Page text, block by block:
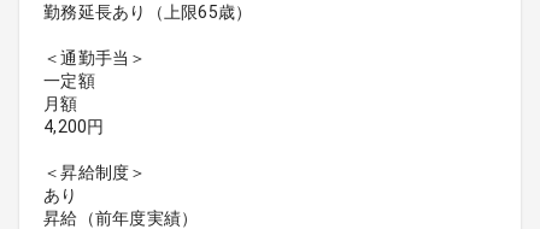
勤務延長あり（上限65歳）
＜通勤手当＞
一定額
月額
4,200円
＜昇給制度＞
あり
昇給（前年度実績）